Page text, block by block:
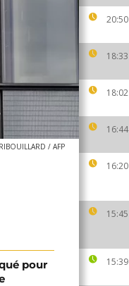
20:50
18:33
18:02
16:44
16:20
15:45
15:39
/ AFP
pour